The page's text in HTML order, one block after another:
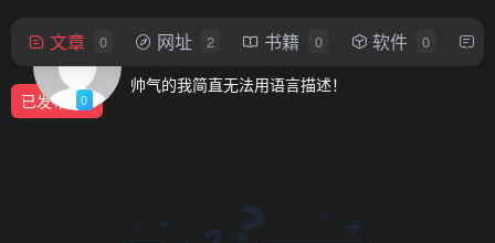
yh087904
帅气的我简直无法用语言描述！
文章 0 网址 2 书籍 0 软件 0
已发布 0